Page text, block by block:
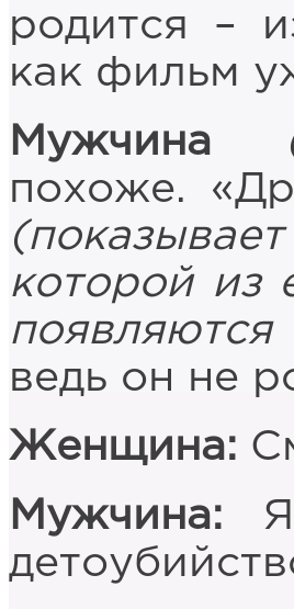
родится –
как фильм
Мужчина
похоже.
которой из
ведь он не
Женщина:
Мужчина: Я